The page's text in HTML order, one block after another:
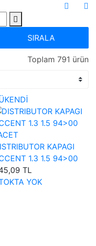
SIRALA
Toplam 791 ürün
KAPAGI
1.3 1.5 94>00
TL
YOK